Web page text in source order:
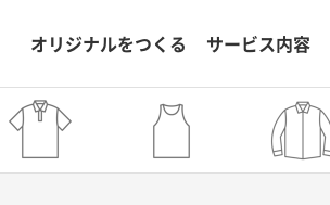
オリジナルをつくる サービス内容